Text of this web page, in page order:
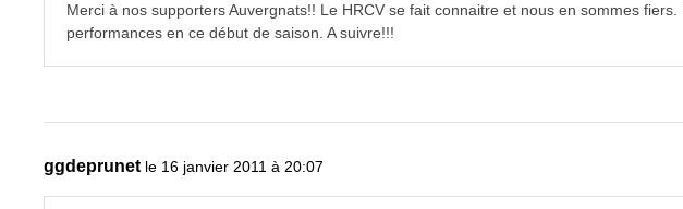
Merci à nos supporters Auvergnats!! Le HRCV se fait connaitre et nous en sommes
performances en ce début de saison. A suivre!!!
ggdeprunet le 16 janvier 2011 à 20:07